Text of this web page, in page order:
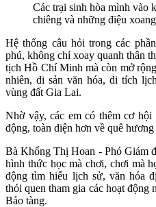
Các trại sinh hòa mình vào
chiêng và những điệu
Hệ thống câu hỏi trong các
phú, không chỉ xoay quanh thân
tịch Hồ Chí Minh mà còn mở
nhiên, di sản văn hóa, di tích
vùng đất Gia Lai.
Nhờ vậy, các em có thêm cơ
động, toàn diện hơn về quê
Bà Khổng Thị Hoan - Phó Giám
hình thức học mà chơi, chơi mà
động tìm hiểu lịch sử, văn hóa
thói quen tham gia các hoạt động
Bảo tàng.